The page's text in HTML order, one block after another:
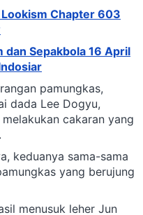
Lookism Chapter 603
dan Sepakbola 16 April
pamungkas,
dada Lee Dogyu,
cakaran yang
keduanya sama-sama
yang berujung
menusuk leher Jun